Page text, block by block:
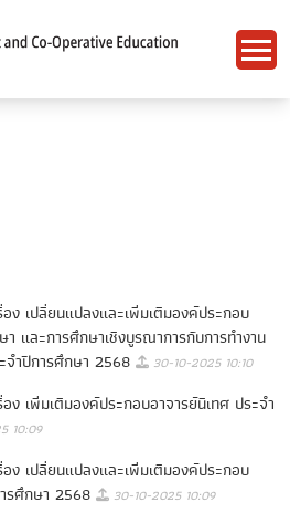
ง เปลี่ยนแปลงและเพิ่มเติมองค์ประกอบ
และการศึกษาเชิงบูรณาการกับการทํางาน
าปีการศึกษา 2568
30-10-2025 10:10
ง เพิ่มเติมองค์ประกอบอาจารย์นิเทศ ประจํา
10:09
ง เปลี่ยนแปลงและเพิ่มเติมองค์ประกอบ
รศึกษา 2568
30-10-2025 10:09